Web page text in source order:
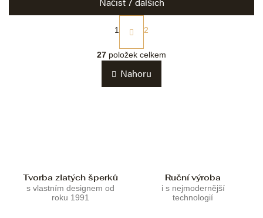
v
l
á
d
S
t
á
n
k
o
1 2
27 položek celkem
Nahoru
Tvorba zlatých šperků
s vlastním designem od
roku 1991
Ruční výroba
i s nejmodernější
technologií